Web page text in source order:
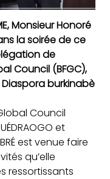
Monsieur Honoré
la soirée de ce
de
Council (BFGC),
burkinabè
Council
et
est venue faire
qu’elle
ressortissants